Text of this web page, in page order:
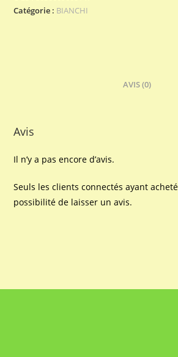
NOBILE
Catégorie : BIANCHI
AVIS (0)
Avis
Il n’y a pas encore d’avis.
Seuls les clients connectés ayant
possibilité de laisser un avis.